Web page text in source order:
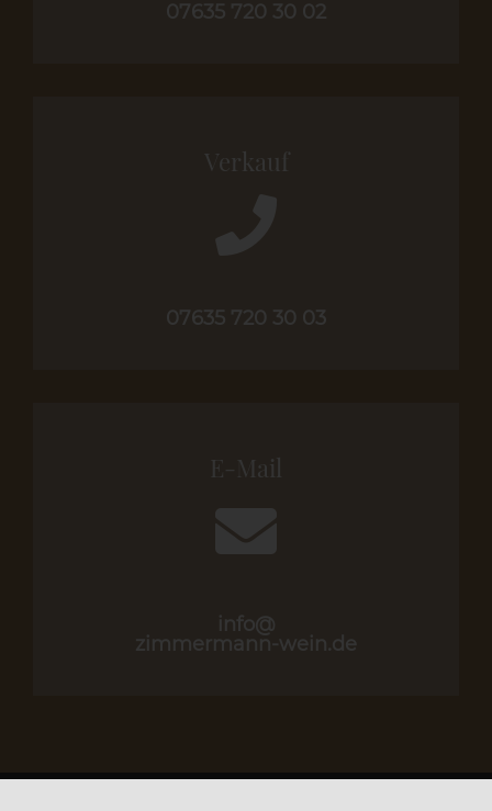
07635 720 30 02
Verkauf
07635 720 30 03
E-Mail
info@
zimmermann-wein.de